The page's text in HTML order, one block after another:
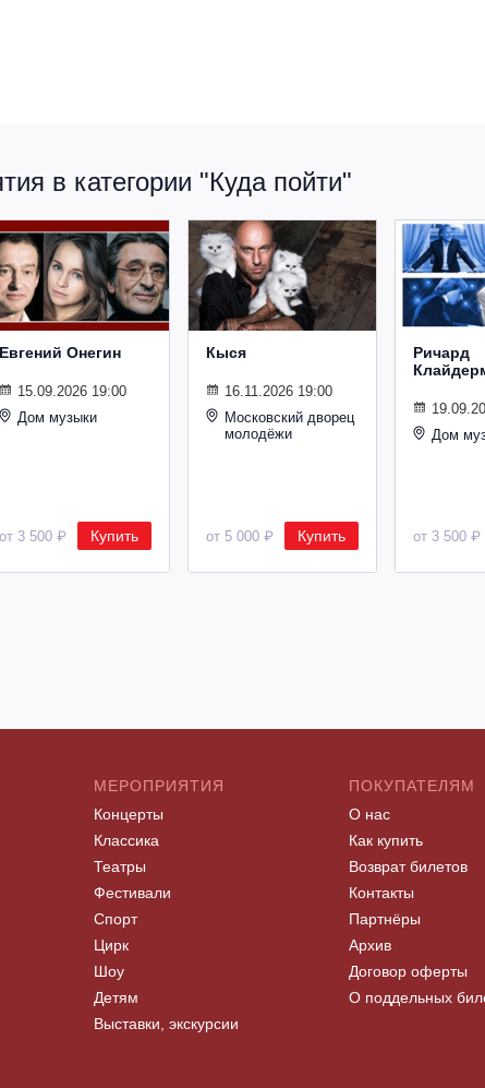
в категории "Куда пойти"
Евгений Онегин
15.09.2026 19:00
Дом музыки
от 3 500 ₽ Купить
Кыся
16.11.2026 19:00
Московский дворец
молодёжи
от 5 000 ₽ Купить
Ричард
Дом
от 3 500 ₽
МЕРОПРИЯТИЯ
Концерты
Классика
Театры
Фестивали
Спорт
Цирк
Шоу
Детям
Выставки, экскурсии
ПОКУПАТЕЛЯМ
О нас
Как купить
Возврат билетов
Контакты
Партнёры
Архив
Договор оферты
О поддельных